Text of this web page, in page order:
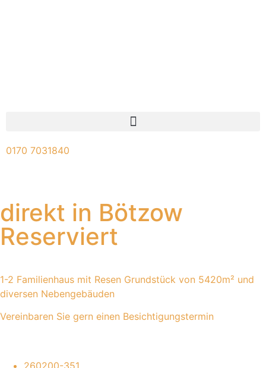
0170 7031840
direkt in Bötzow
Reserviert
1-2 Familienhaus mit Resen Grundstück von 5420m² und
diversen Nebengebäuden
Vereinbaren Sie gern einen Besichtigungstermin